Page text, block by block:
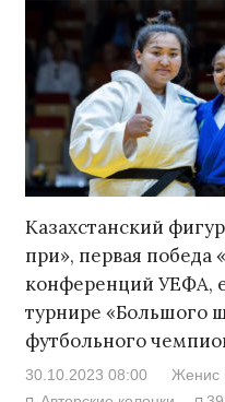
Казахстанский
при», первая победа
конференций УЕФА,
турнире «Большого
футбольного
30.10.2023 08:00